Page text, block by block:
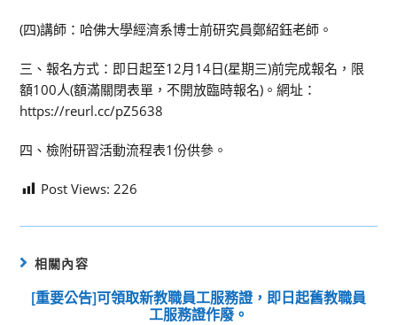
(四)講師：哈佛大學經濟系博士前研究員鄭紹鈺老師。
三、報名方式：即日起至12月14日(星期三)前完成報名，限
額100人(額滿關閉表單，不開放臨時報名)。網址：
https://reurl.cc/pZ5638
四、檢附研習活動流程表1份供參。
Post Views: 226
相關內容
[重要公告]可領取新教職員工服務證，即日起舊教職員
工服務證作廢。